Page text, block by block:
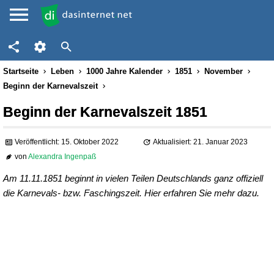
Startseite Leben 1000 Jahre Kalender 1851
November
Beginn der Karnevalszeit
Beginn der Karnevalszeit 1851
Veröffentlicht: 15. Oktober 2022
Aktualisiert: 21. Januar 2023
vonAlexandra Ingenpaß
Am 11.11.1851 beginnt in vielen Teilen Deutschlands ganz offiziell
die Karnevals- bzw. Faschingszeit. Hier erfahren Sie mehr dazu.